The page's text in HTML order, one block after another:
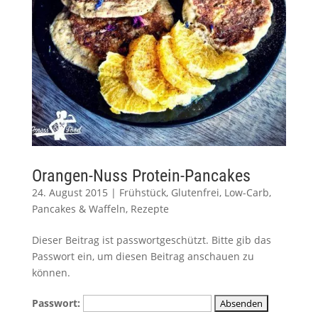
Orangen-Nuss Protein-Pancakes
24. August 2015 | Frühstück, Glutenfrei, Low-Carb,
Pancakes & Waffeln, Rezepte
Dieser Beitrag ist passwortgeschützt. Bitte gib das
Passwort ein, um diesen Beitrag anschauen zu
können.
Passwort: